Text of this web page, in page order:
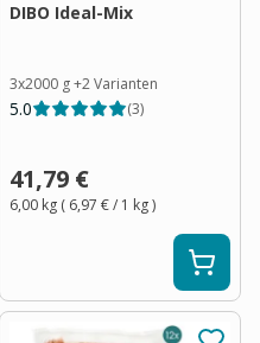
DIBO Ideal-Mix
3x2000 g+2Varianten
5.0 (3)
41,79 €
6,00 kg ( 6,97 €/ 1 kg)